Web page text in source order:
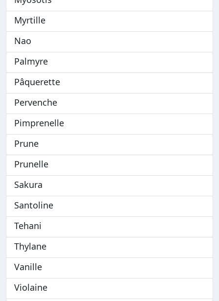
Myrtille
Nao
Palmyre
Pâquerette
Pervenche
Pimprenelle
Prune
Prunelle
Sakura
Santoline
Tehani
Thylane
Vanille
Violaine